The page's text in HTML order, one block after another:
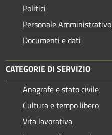
Politici
Personale Amministrativo
Documenti e dati
CATEGORIE DI SERVIZIO
Anagrafe e stato civile
Cultura e tempo libero
Vita lavorativa